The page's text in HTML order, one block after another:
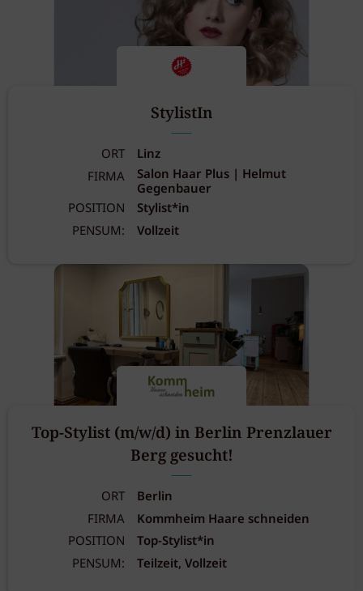
StylistIn
ORT
Linz
FIRMA
Salon Haar Plus | Helmut
Gegenbauer
POSITION
Stylist*in
PENSUM:
Vollzeit
Top-Stylist (m/w/d) in Berlin Prenzlauer
Berg gesucht!
ORT
Berlin
FIRMA
Kommheim Haare schneiden
POSITION
Top-Stylist*in
PENSUM:
Teilzeit, Vollzeit